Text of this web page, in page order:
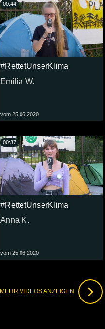
#RettetUnserKlima
Emilia W.
vom 25.06.2020
00:44
#RettetUnserKlima
Anna K.
vom 25.06.2020
00:37
MEHR VIDEOS ANZEIGEN